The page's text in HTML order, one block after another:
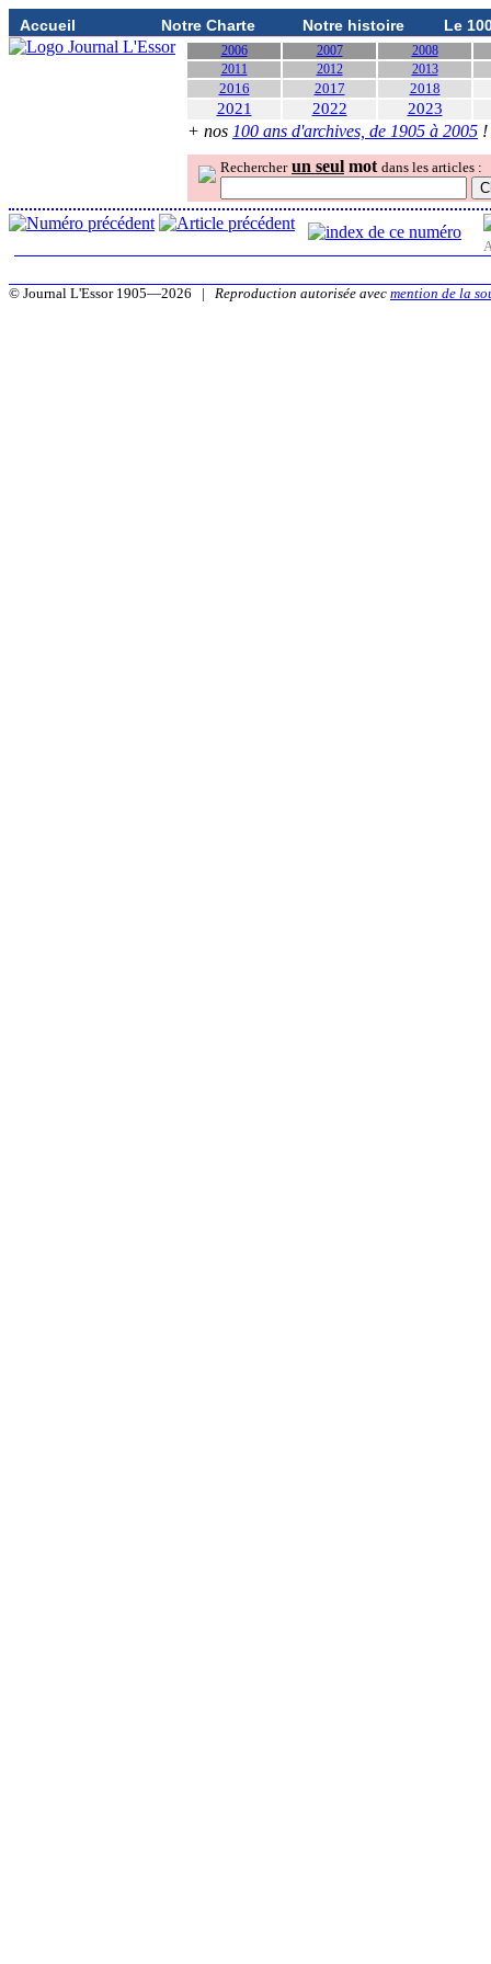
Accueil Notre Charte Notre histoire Le
2006 2007
2008
2011
2012 2013
2016 2017 2018
2021 2022 2023
+ nos 100 ans d'archives, de 1905 à 2005 !
Rechercher un seul mot dans les articles :
© Journal L'Essor 1905—2026 | Reproduction autorisée avec mention de la